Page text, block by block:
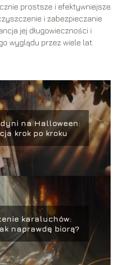
prostsze i efektywniejsze.
i zabezpieczanie
jej długowieczności i
wyglądu przez wiele lat.
na Halloween:
krok po kroku
karaluchów:
naprawdę biorą?